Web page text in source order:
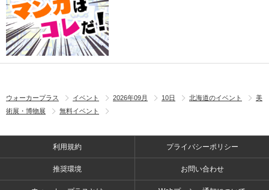
ウォーカープラス イベント 2026年09月 10日 北海道のイベント
美
術展・博物展
無料イベント
利用規約 プライバシーポリシー
推奨環境 お問い合わせ